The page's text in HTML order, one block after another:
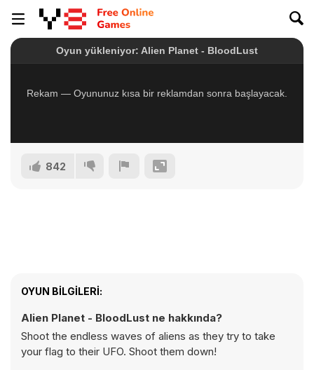
842
OYUN BILGILERI:
Alien Planet - BloodLust ne hakkında?
Shoot the endless waves of aliens as they try to take
your flag to their UFO. Shoot them down!